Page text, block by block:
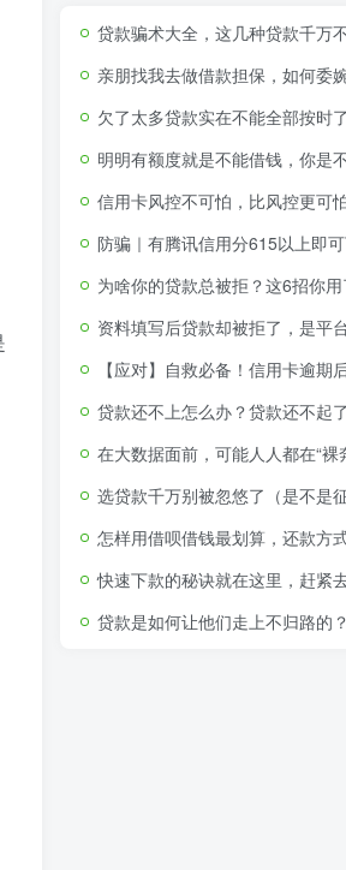
贷款骗术大全，这几种贷款千万
亲朋找我去做借款担保，如何委婉地
欠了太多贷款实在不能全部按时了，可以不还那些不征
明明有额度就是不能借钱，你是不是耍
信用卡风控不可怕，比风控更可怕是人性的贪
防骗｜有腾讯信用分615以上即可下款2000-
为啥你的贷款总被拒？这6招你用
资料填写后贷款却被拒了，是平台在骗取个人
【应对】自救必备！信用卡逾期后如何申请停息挂
贷款还不上怎么办？贷款还不起了会坐牢吗（附视
在大数据面前，可能人人都在“裸
选贷款千万别被忽悠了（是不是征信没问题就可以
怎样用借呗借钱最划算，还款方式不同利息竟
快速下款的秘诀就在这里，赶紧去看
贷款是如何让他们走上不归路的？